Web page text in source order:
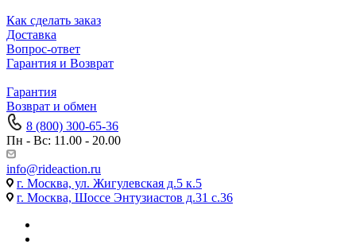
Как сделать заказ
Доставка
Вопрос-ответ
Гарантия и Возврат
Гарантия
Возврат и обмен
8 (800) 300-65-36
Пн - Вс: 11.00 - 20.00
info@rideaction.ru
г. Москва, ул. Жигулевская д.5 к.5
г. Москва, Шоссе Энтузиастов д.31 с.36